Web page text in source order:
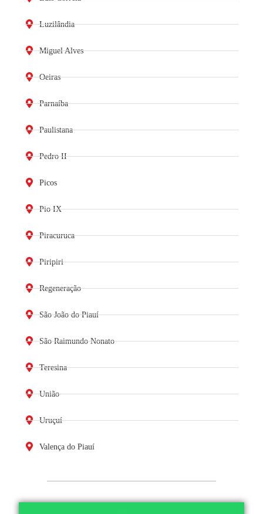
Luzilândia
Miguel Alves
Oeiras
Parnaíba
Paulistana
Pedro II
Picos
Pio IX
Piracuruca
Piripiri
Regeneração
São João do Piauí
São Raimundo Nonato
Teresina
União
Uruçuí
Valença do Piauí